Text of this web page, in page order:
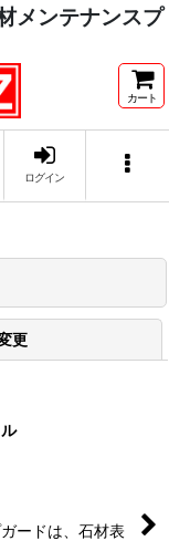
メンテナンスプ
カート
ログイン
更
ードは、石材表